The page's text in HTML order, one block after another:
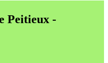
Peitieux -